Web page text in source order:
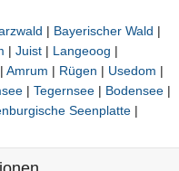
| Bayerischer Wald |
| Juist | Langeoog |
| Amrum | Rügen | Usedom |
| Tegernsee | Bodensee |
Seenplatte |